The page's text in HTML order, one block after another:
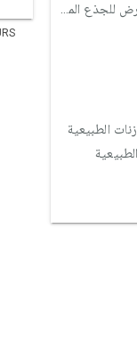
آداب وعلوم إنسانية
الطبيعية